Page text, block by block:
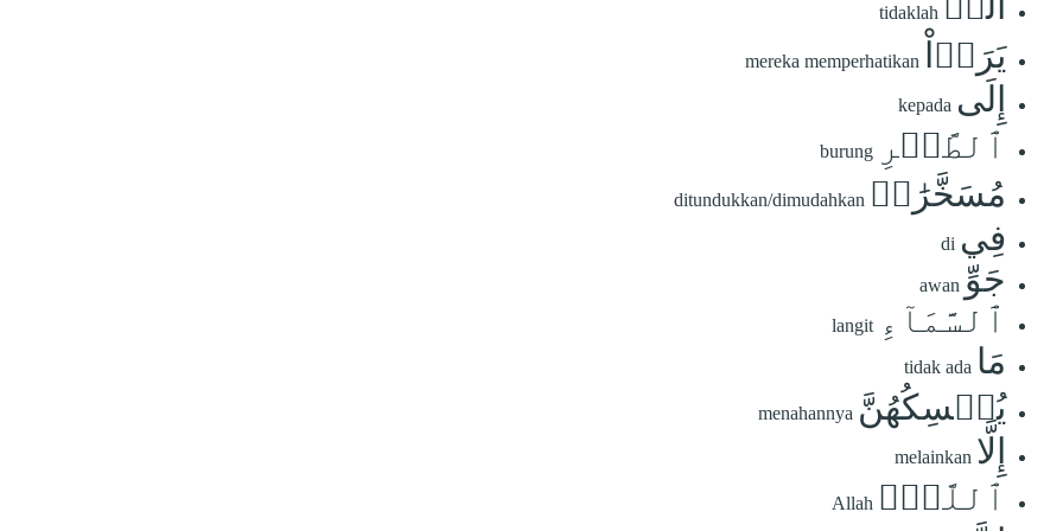
tidaklah
يَرَوۡاْ mereka memperhatikan
إِلَى kepada
ٱلطَّيۡرِ burung
مُسَخَّرَٰتٖ ditundukkan/dimudahkan
فِي di
جَوِّ awan
ٱلسَّمَآءِ langit
مَا tidak ada
يُمۡسِكُهُنَّ menahannya
إِلَّا melainkan
ٱللَّهُۚ Allah